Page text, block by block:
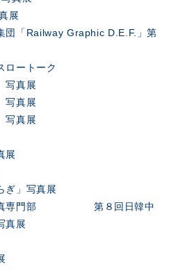
展
団「Railway Graphic D.E.F.」第
ロートーク
写真展
写真展
写真展
展
ぎ」写真展
写真専門部 第８回日韓中
真展